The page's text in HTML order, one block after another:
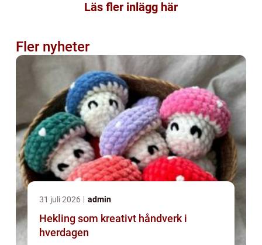
Läs fler inlägg här
Fler nyheter
31 juli 2026 admin
Hekling som kreativt håndverk i
hverdagen